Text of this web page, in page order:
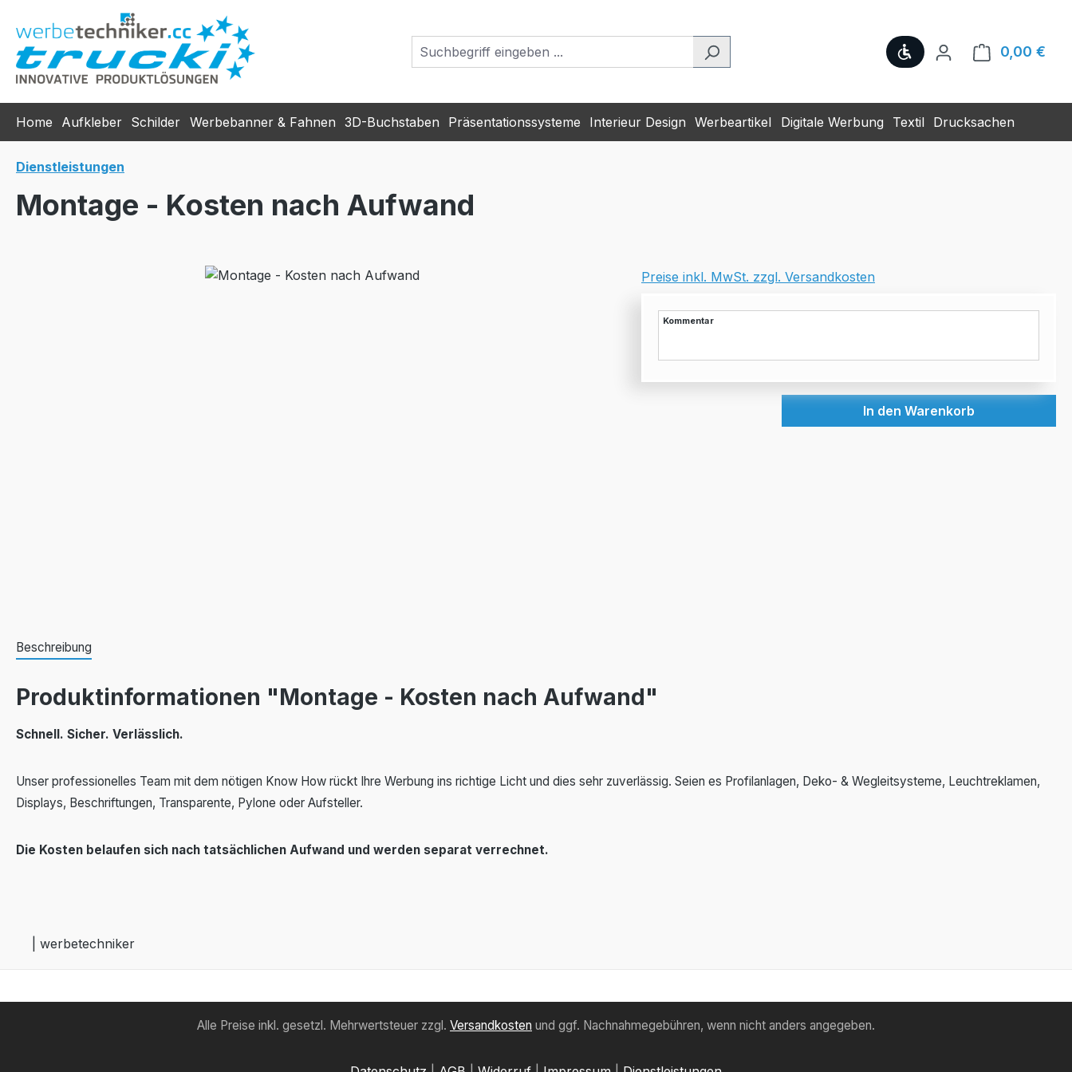
Hauptinhalt springen
Zur Suche springen
Zur Hauptnavigation springen
Werkzeugleiste anzeigen
0,00 €
Home Aufkleber Schilder Werbebanner & Fahnen 3D-Buchstaben Präsentationssysteme Interieur Design Werbeartikel Digitale Werbung Textil Drucksachen
Dienstleistungen
Montage - Kosten nach Aufwand
Preise inkl. MwSt. zzgl. Versandkosten
Kommentar
In den Warenkorb
Beschreibung
Produktinformationen "Montage - Kosten nach Aufwand"
Schnell. Sicher. Verlässlich.
Unser professionelles Team mit dem nötigen Know How rückt Ihre Werbung ins richtige Licht und dies sehr zuverlässig. Seien es Profilanlagen, Deko- & Wegleitsysteme, Leuchtreklamen,
Displays, Beschriftungen, Transparente, Pylone oder Aufsteller.
Die Kosten belaufen sich nach tatsächlichen Aufwand und werden separat verrechnet.
| werbetechniker
Alle Preise inkl. gesetzl. Mehrwertsteuer zzgl. Versandkosten und ggf. Nachnahmegebühren, wenn nicht anders angegeben.